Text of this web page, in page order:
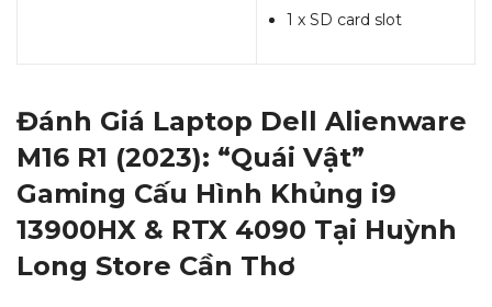
1 x SD card slot
Đánh Giá Laptop Dell Alienware
M16 R1 (2023): “Quái Vật”
Gaming Cấu Hình Khủng i9
13900HX & RTX 4090 Tại Huỳnh
Long Store Cần Thơ